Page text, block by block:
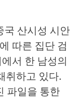
국 산시성 시안
따른 집단 검
서 한 남성의
취하고 있다.
파일을 통한